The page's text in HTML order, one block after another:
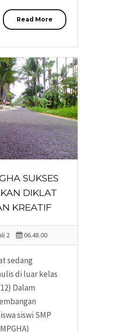
Read More
SUKSES
DIKLAT
KREATIF
2 06.48.00
sedang
di luar kelas
Dalam
siswi SMP